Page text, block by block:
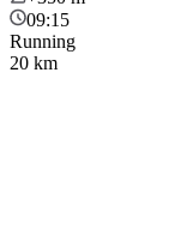
09:15
Running
20 km